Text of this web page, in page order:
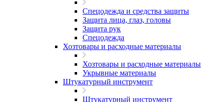
Спецодежда и средства защиты
Защита лица, глаз, головы
Защита рук
Спецодежда
Хозтовары и расходные материалы
Хозтовары и расходные материалы
Укрывные материалы
Штукатурный инструмент
Штукатурный инструмент